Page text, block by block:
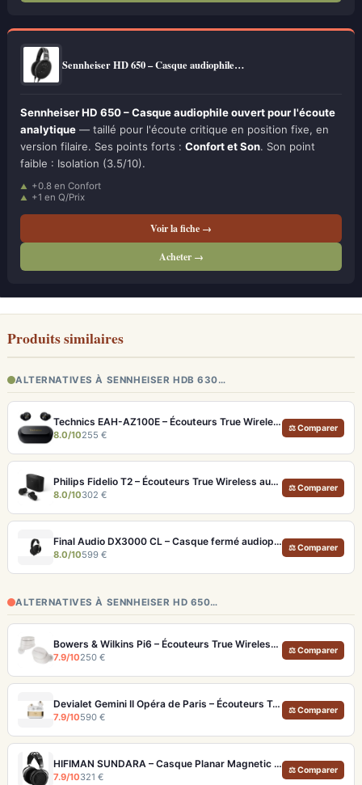
Sennheiser HD 650 – Casque audiophile…
Sennheiser HD 650 – Casque audiophile ouvert pour l'écoute
analytique — taillé pour l'écoute critique en position fixe, en
version filaire. Ses points forts : Confort et Son. Son point
faible : Isolation (3.5/10).
+0.8 en Confort
+1 en Q/Prix
Voir la fiche →
Acheter →
Produits similaires
ALTERNATIVES À SENNHEISER HDB 630…
Technics EAH-AZ100E – Écouteurs True Wireless Hi-Res avec ANC adaptative et Dolby Atmos
8.0/10255 €
⚖ Comparer
Philips Fidelio T2 – Écouteurs True Wireless audiophiles avec ANC et autonomie record
8.0/10302 €
⚖ Comparer
Final Audio DX3000 CL – Casque fermé audiophile 4.4mm symétrique
8.0/10599 €
⚖ Comparer
ALTERNATIVES À SENNHEISER HD 650…
Bowers & Wilkins Pi6 – Écouteurs True Wireless audiophiles avec ANC adaptatif
7.9/10250 €
⚖ Comparer
Devialet Gemini II Opéra de Paris – Écouteurs True Wireless audiophiles plaqués or
7.9/10590 €
⚖ Comparer
HIFIMAN SUNDARA – Casque Planar Magnetic Ouvert Over-Ear Audiophile
7.9/10321 €
⚖ Comparer